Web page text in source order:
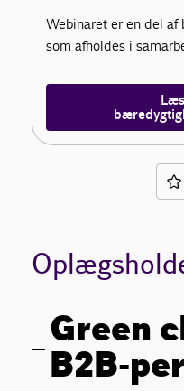
Webinaret er en del
som afholdes i
Green
B2B-